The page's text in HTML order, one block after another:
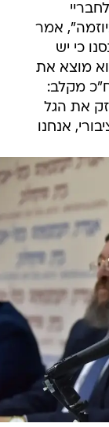
אמר
כי יש
מוצא את
מקלב:
את הגל
אנחנו